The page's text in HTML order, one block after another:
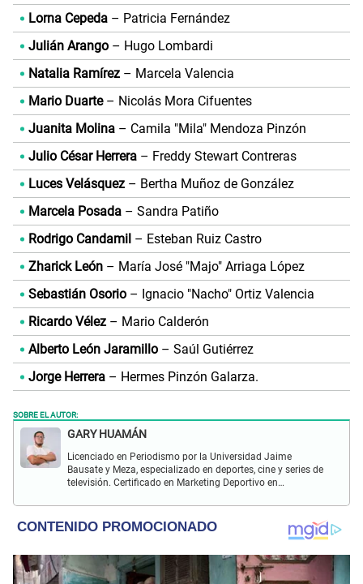
Lorna Cepeda– Patricia Fernández
Julián Arango– Hugo Lombardi
Natalia Ramírez– Marcela Valencia
Mario Duarte– Nicolás Mora Cifuentes
Juanita Molina– Camila "Mila" Mendoza Pinzón
Julio César Herrera– Freddy Stewart Contreras
Luces Velásquez– Bertha Muñoz de González
Marcela Posada– Sandra Patiño
Rodrigo Candamil– Esteban Ruiz Castro
Zharick León– María José "Majo" Arriaga López
Sebastián Osorio– Ignacio "Nacho" Ortiz Valencia
Ricardo Vélez– Mario Calderón
Alberto León Jaramillo– Saúl Gutiérrez
Jorge Herrera– Hermes Pinzón Galarza.
SOBRE EL AUTOR:
GARY HUAMÁN
Licenciado en Periodismo por la Universidad Jaime
Bausate y Meza, especializado en deportes, cine y series de
televisión. Certificado en Marketing Deportivo en
SEO durante más de 5 años.